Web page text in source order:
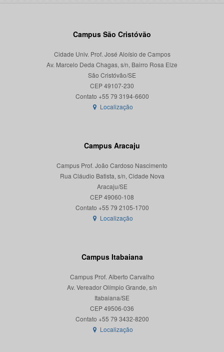
Campus São Cristóvão
Cidade Univ. Prof. José Aloísio de Campos
Av. Marcelo Deda Chagas, s/n, Bairro Rosa Elze
São Cristóvão/SE
CEP 49107-230
Localização
Campus Aracaju
Campus Prof. João Cardoso Nascimento
Rua Cláudio Batista, s/n, Cidade Nova
Aracaju/SE
CEP 49060-108
Localização
Campus Itabaiana
Campus Prof. Alberto Carvalho
Av. Vereador Olímpio Grande, s/n
Itabaiana/SE
CEP 49506-036
Localização